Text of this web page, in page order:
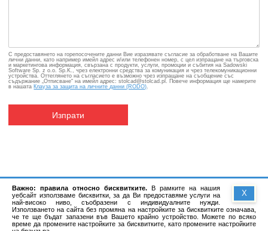
С предоставянето на горепосочените данни Вие изразявате съгласие за обработване на Вашите
лични данни, като например имейл адрес и/или телефонен номер, с цел изпращане на търговска
и маркетингова информация, свързана с продукти, услуги, промоции и събития на Sadowski
Software Sp. z o.o. Sp.K., чрез електронни средства за комуникация и чрез телекомуникационни
устройства. Оттеглянето на съгласието е възможно чрез изпращане на съобщение със
съдържание „Отписване“ на имейл адрес: stolcad@stolcad.pl. Повече информация ще намерите
в нашата Клауза за защита на личните данни (RODO).
Изпрати
X
Важно: правила относно бисквитките. В рамките на нашия
уебсайт използваме бисквитки, за да Ви предоставяме услуги на
най-високо ниво, съобразени с индивидуалните нужди.
Използването на сайта без промяна на настройките за бисквитките означава,
че те ще бъдат запазени във Вашето крайно устройство. Можете по всяко
време да промените настройките за бисквитките, като промените настройките